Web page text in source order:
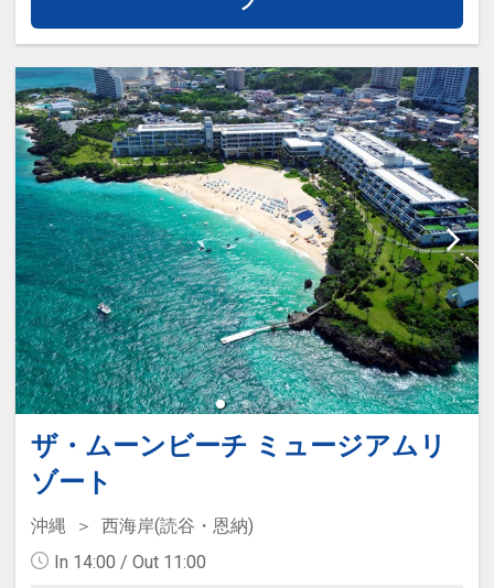
・朝食券2枚で夕食バイキング変更
可。
【２連泊特典】
・スイーツバイキング滞在中1回無
料、２連泊以上スパ滞在中1回無料
【３連泊特典】
・夕食バイキング1回無料
【４連泊特典】
・夕食バイキング滞在中１回無料
・スイーツバイキング滞在中１回無
料
特典の詳細につきましてはホテルに
ザ・ムーンビーチ ミュージアムリ
ゾート
沖縄
西海岸(読谷・恩納)
In 14:00 / Out 11:00